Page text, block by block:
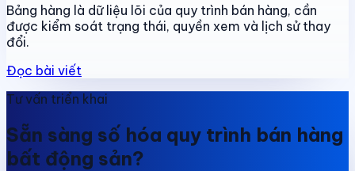
Bảng hàng là dữ liệu lõi của quy trình bán hàng, cần
được kiểm soát trạng thái, quyền xem và lịch sử thay
đổi.
Đọc bài viết
Tư vấn triển khai
Sẵn sàng số hóa quy trình bán hàng
bất động sản?